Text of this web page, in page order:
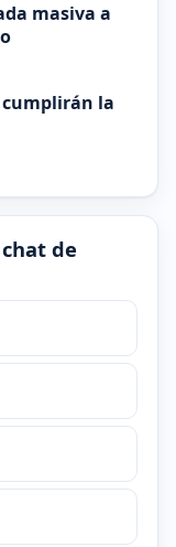
masiva a
cumplirán la
de